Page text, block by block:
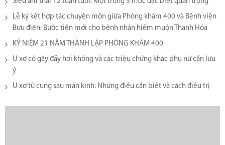
Lễ ký kết hợp tác chuyên môn giữa Phòng khám 400 và Bệnh viện
Bưu điện: Bước tiến mới cho bệnh nhân hiếm muộn Thanh Hóa
KỶ NIỆM 21 NĂM THÀNH LẬP PHÒNG KHÁM 400
U xơ có gây đầy hơi không và các triệu chứng khác phụ nữ cần lưu
ý
U xơ tử cung sau mãn kinh: Những điều cần biết và cách điều trị